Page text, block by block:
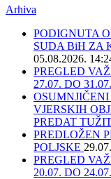
Arhiva
PODIGNUTA
SUDA BiH ZA
05.08.2026.
PREGLED
27.07. DO
VJERSKIH
PREDAT
PREDLOŽEN
POLJSKE
PREGLED
20.07. DO